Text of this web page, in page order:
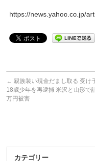
https://news.yahoo.co.jp/
← 親族装い現金だまし取る 受け
18歳少年を再逮捕 米沢と山形で
万円被害
カテゴリー